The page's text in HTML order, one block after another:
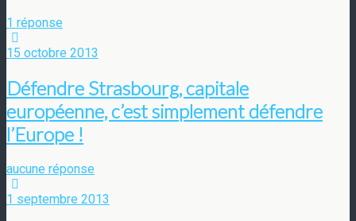
1 réponse
15 octobre 2013
Défendre Strasbourg, capitale
européenne, c’est simplement défendre
l’Europe !
aucune réponse
1 septembre 2013